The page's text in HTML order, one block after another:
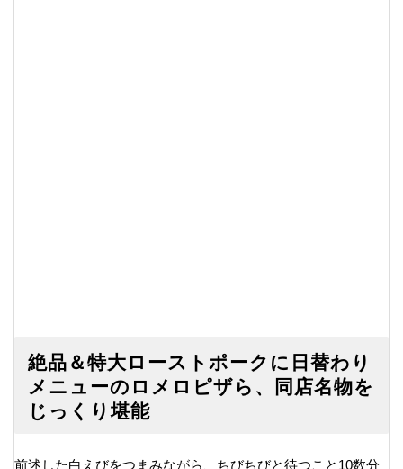
絶品＆特大ローストポークに日替わり
メニューのロメロピザら、同店名物を
じっくり堪能
前述した白えびをつまみながら、ちびちびと待つこと10数分